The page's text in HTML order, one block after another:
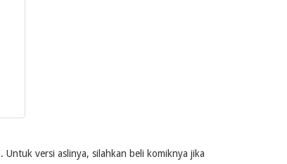
versi aslinya, silahkan beli komiknya jika